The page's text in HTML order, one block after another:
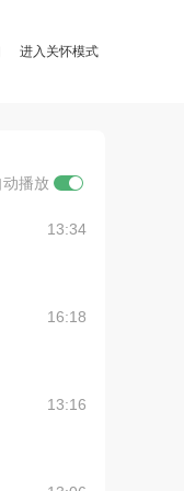
进入关怀模式
动播放
13:34
16:18
13:16